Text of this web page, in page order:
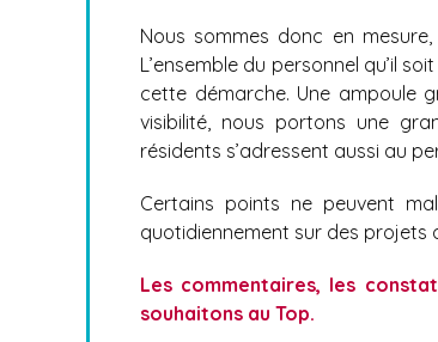
Nous sommes donc en
L’ensemble du personnel qu’il
cette démarche. Une ampoule
visibilité, nous portons une
résidents s’adressent aussi au
Certains points ne peuvent
quotidiennement sur des projets
Les commentaires, les
souhaitons au Top.